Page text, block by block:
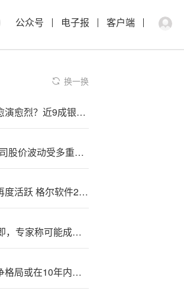
公众号 电子报 客户端
换一换
私‘行’争夺战—愈演愈烈？近9成银行客户数增长超10%，服务半径从个人延伸至“人家企社”
柏诚{股}份;：公司股价波动受多重因素影响
量,子科技:概念再度活跃 格尔软件2连板
美{联}储降息在即，专家称可能成为市场转折点
李斌:：汽车,竞争格局或在10年内落定